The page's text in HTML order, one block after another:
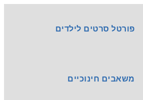
פורטל סרטים לילדים
משאבים חינוכיים